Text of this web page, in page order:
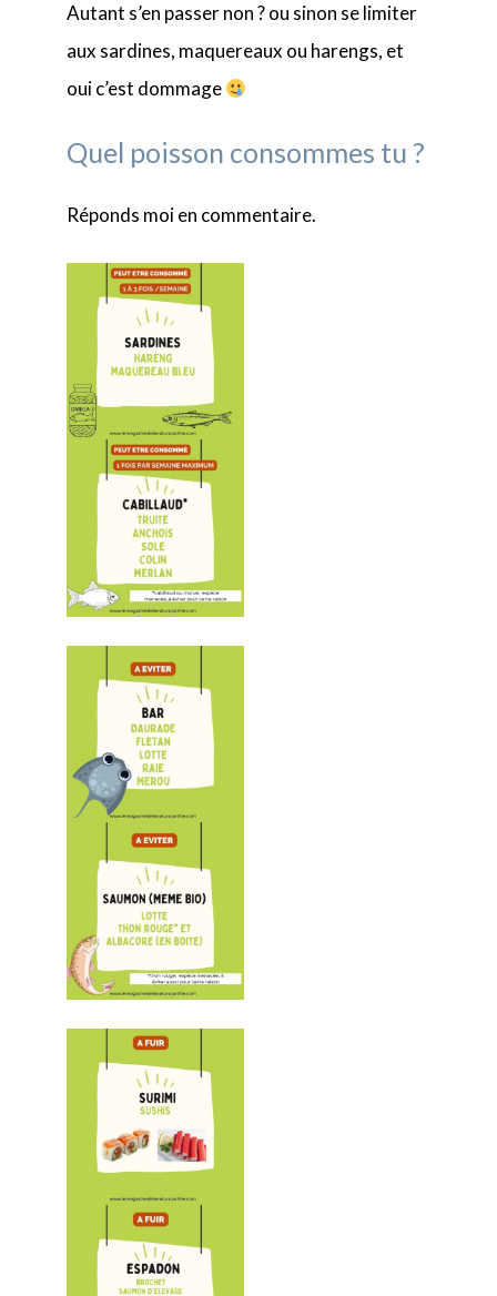
Autant s’en passer non ? ou sinon se limiter
aux sardines, maquereaux ou harengs, et
oui c’est dommage
Quel poisson consommes tu ?
Réponds moi en commentaire.